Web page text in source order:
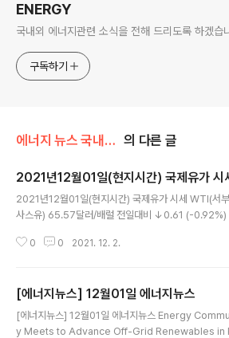
ENERGY
국내외 에너지관련 소식을 전해 드리도록 하겠습
구독하기
에너지 뉴스 국내&해외 의 다른 글
2021년12월01일(현지시간) 국제유가 시
2021년12월01일(현지시간) 국제유가 시세 WTI(서
사스유) 65.57달러/배럴 전일대비 ↓0.61 (-0.92%)
전일대비 ↓3.66 (-5.28%) ICE 기준
0 0 2021. 12. 2.
[에너지뉴스] 12월01일 에너지뉴스
[에너지뉴스] 12월01일 에너지뉴스 Energy
y Meets to Advance Off-Grid Renewables in